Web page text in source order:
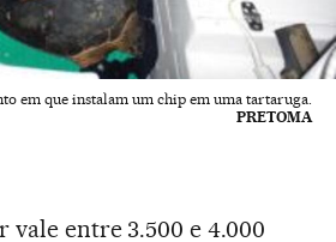
em que instalam um chip em uma tartaruga.
PRETOMA
vale entre 3.500 e 4.000